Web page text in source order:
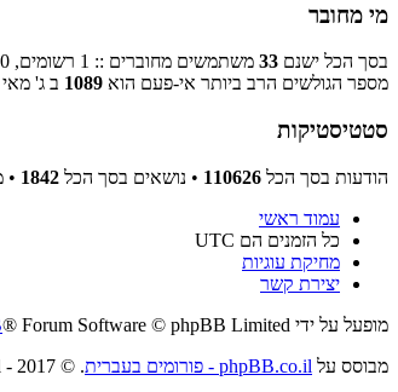
מי מחובר
בסך הכל ישנם 33 משתמשים מחוברים :: 1 רשומים, 0 מוסתרים ו 32 אורחים (מבוסס על משתמשים פעילים ב־5 הדקות האחרונות)
מספר הגולשים הרב ביותר אי-פעם הוא 1089 ב ג' מאי 05, 2026 11:57 am
סטטיסטיקות
הודעות בסך הכל 110626 • נושאים בסך הכל 1842
•
עמוד ראשי
כל הזמנים הם UTC
מחיקת עוגיות
יצירת קשר
מופעל על ידי ® Forum Software © phpBB Limited
מבוסס על phpBB.co.il - פורומים בעברית . © 2017 - phpBB.co.il.